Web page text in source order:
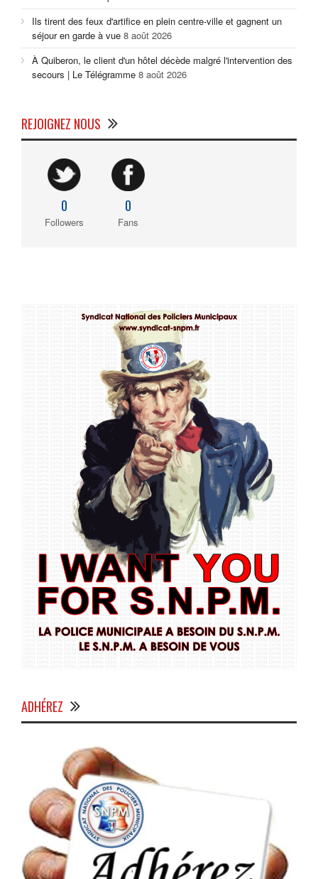
Ils tirent des feux d'artifice en plein centre-ville et gagnent un
séjour en garde à vue 8 août 2026
À Quiberon, le client d'un hôtel décède malgré l'intervention des
secours | Le Télégramme 8 août 2026
REJOIGNEZ NOUS
0
Followers
0
Fans
ADHÉREZ